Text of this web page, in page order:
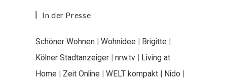
In der Presse
Schöner Wohnen | Wohnidee | Brigitte |
Kölner Stadtanzeiger | nrw.tv | Living at
Home | Zeit Online | WELT kompakt | Nido |